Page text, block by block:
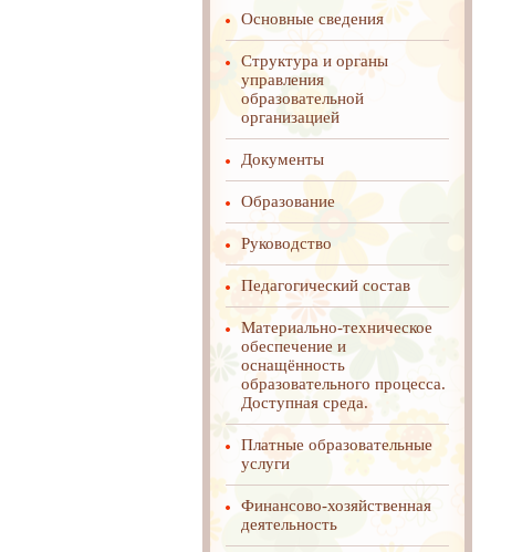
Основные сведения
Структура и органы
управления
образовательной
организацией
Документы
Образование
Руководство
Педагогический состав
Материально-техническое
обеспечение и
оснащённость
образовательного процесса.
Доступная среда.
Платные образовательные
услуги
Финансово-хозяйственная
деятельность